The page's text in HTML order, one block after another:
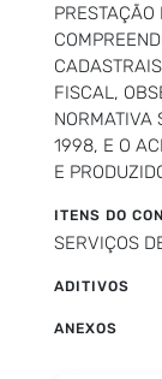
FISCAL,
NORMATIVA
1998, E O
E
ITENS DO
SERVIÇOS
ADITIVOS
ANEXOS